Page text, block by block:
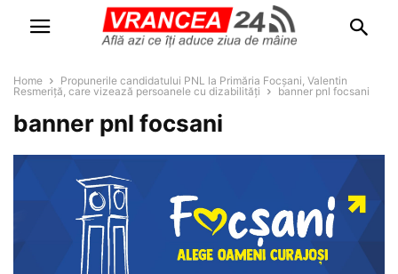
Home
Propunerile candidatului PNL la Primăria Focșani, Valentin
Resmeriță, care vizează persoanele cu dizabilități
banner pnl focsani
banner pnl focsani